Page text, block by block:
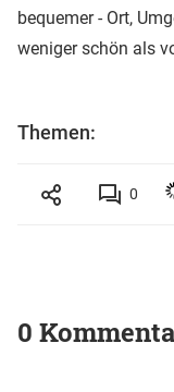
bequemer - Ort,
weniger schön als
Themen:
0
0